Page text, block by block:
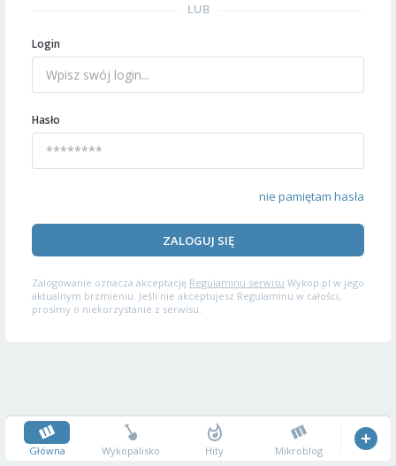
LUB
Login
Hasło
nie pamiętam hasła
ZALOGUJ SIĘ
Zalogowanie oznacza akceptację Regulaminu serwisu Wykop.pl w jego
aktualnym brzmieniu. Jeśli nie akceptujesz Regulaminu w całości,
prosimy o niekorzystanie z serwisu.
Główna Wykopalisko Hity Mikroblog